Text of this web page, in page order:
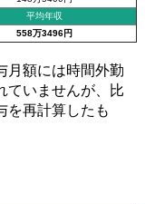
平均年収
558万3496円
月額には時間外勤
ていませんが、比
を再計算したも